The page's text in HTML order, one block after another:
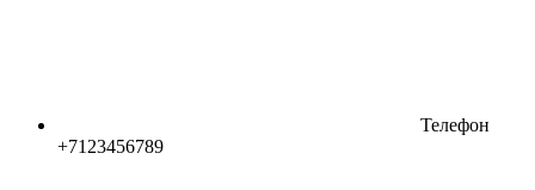
Телефон
+7123456789